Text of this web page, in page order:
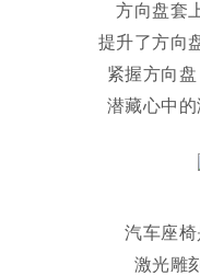
方向盘套
提升了方向
紧握方向
潜藏心中
汽车座
激光雕刻